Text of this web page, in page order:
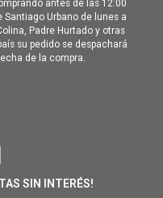
antes de las 12:00
Santiago Urbano de lunes a
Padre Hurtado y otras
su pedido se despachará
de la compra.
SIN INTERÉS!